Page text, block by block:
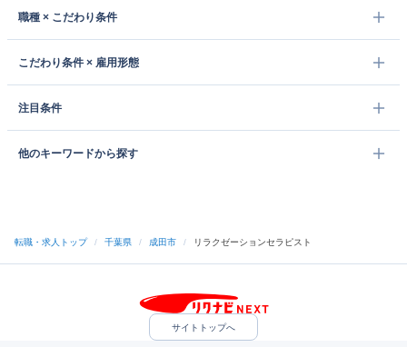
職種 × こだわり条件
こだわり条件 × 雇用形態
注目条件
他のキーワードから探す
転職・求人トップ / 千葉県 / 成田市 / リラクゼーションセラピスト
サイトトップへ